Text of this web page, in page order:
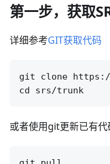
第一步，获取
详细参考GIT获取代码
git clone
或者使用git更新已有代